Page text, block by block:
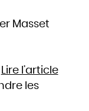
Masset
Lire l’article
les